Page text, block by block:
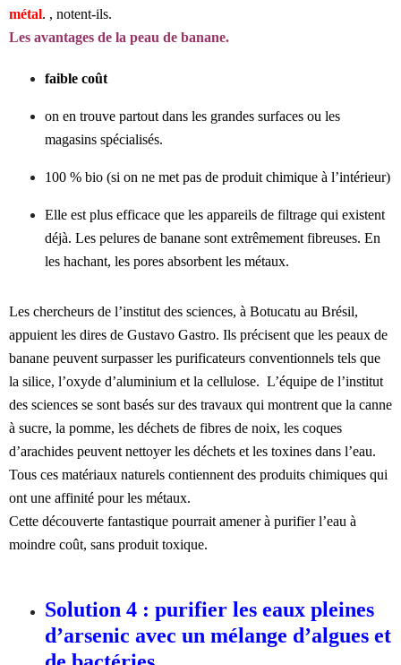
métal. , notent-ils.
Les avantages de la peau de banane.
faible coût
on en trouve partout dans les grandes surfaces ou les
magasins spécialisés.
100 % bio (si on ne met pas de produit chimique à l’intérieur)
Elle est plus efficace que les appareils de filtrage qui existent
déjà. Les pelures de banane sont extrêmement fibreuses. En
les hachant, les pores absorbent les métaux.
Les chercheurs de l’institut des sciences, à Botucatu au Brésil,
appuient les dires de Gustavo Gastro. Ils précisent que les peaux de
banane peuvent surpasser les purificateurs conventionnels tels que
la silice, l’oxyde d’aluminium et la cellulose. L’équipe de l’institut
des sciences se sont basés sur des travaux qui montrent que la canne
à sucre, la pomme, les déchets de fibres de noix, les coques
d’arachides peuvent nettoyer les déchets et les toxines dans l’eau.
Tous ces matériaux naturels contiennent des produits chimiques qui
ont une affinité pour les métaux.
Cette découverte fantastique pourrait amener à purifier l’eau à
moindre coût, sans produit toxique.
Solution 4 : purifier les eaux pleines
d’arsenic avec un mélange d’algues et